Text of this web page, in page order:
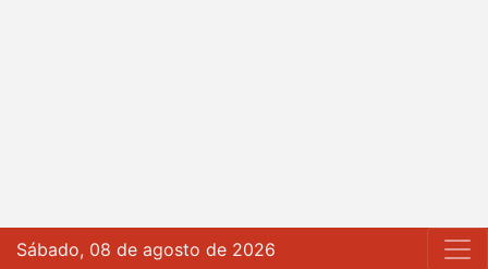
Sábado, 08 de agosto de 2026